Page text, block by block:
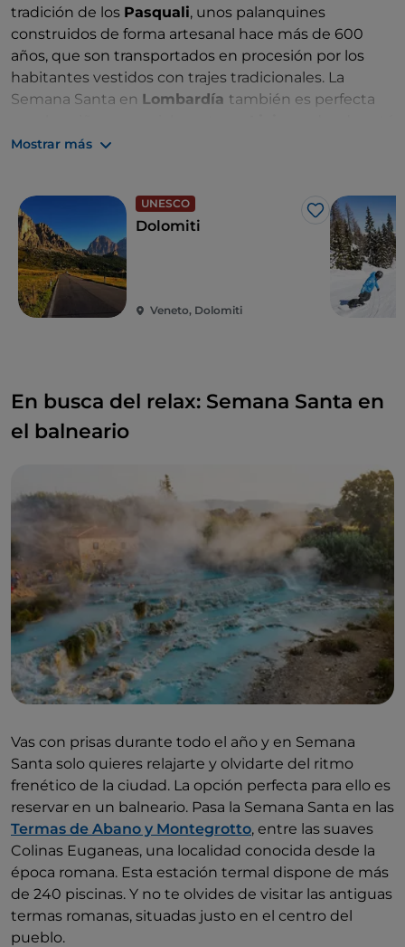
tradición de los Pasquali, unos palanquines
construidos de forma artesanal hace más de 600
años, que son transportados en procesión por los
habitantes vestidos con trajes tradicionales. La
Semana Santa en Lombardía también es perfecta
el Kinder Club Lupigno. El pueblo también dispone
Mostrar más
UNESCO
Me gusta
Dolomiti
Veneto, Dolomiti
En busca del relax: Semana Santa en
el balneario
Vas con prisas durante todo el año y en Semana
Santa solo quieres relajarte y olvidarte del ritmo
frenético de la ciudad. La opción perfecta para ello es
reservar en un balneario. Pasa la Semana Santa en las
Termas de Abano y Montegrotto, entre las suaves
Colinas Euganeas, una localidad conocida desde la
época romana. Esta estación termal dispone de más
de 240 piscinas. Y no te olvides de visitar las antiguas
termas romanas, situadas justo en el centro del
pueblo.